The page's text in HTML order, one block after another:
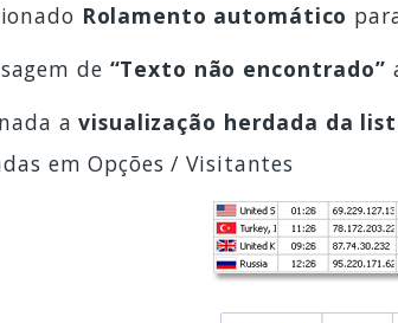
Rolamento automático
de “Texto não encontrado”
avisualização herdada da
em Opções / Visitantes